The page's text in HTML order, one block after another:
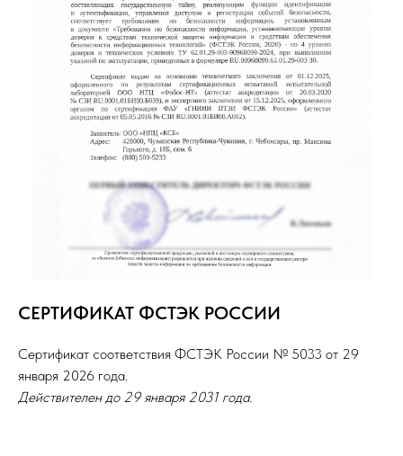
СЕРТИФИКАТ ФСТЭК РОССИИ
Сертификат соответствия ФСТЭК России № 5033 от 29
января 2026 года.
Действителен до 29 января 2031 года.